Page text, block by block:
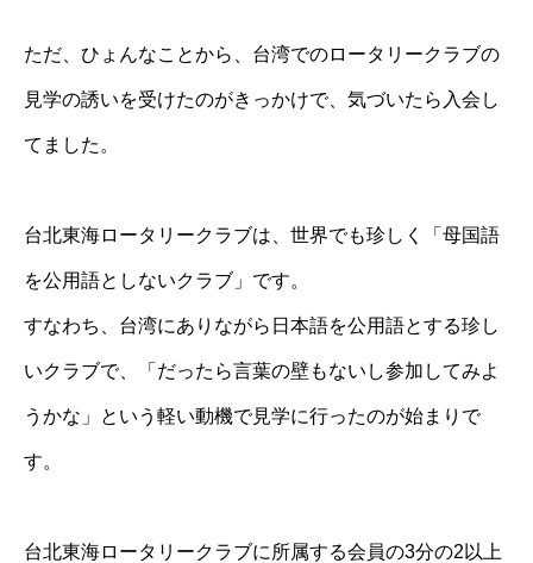
ただ、ひょんなことから、台湾でのロータリークラブの
見学の誘いを受けたのがきっかけで、気づいたら入会し
てました。
台北東海ロータリークラブは、世界でも珍しく「母国語
を公用語としないクラブ」です。
すなわち、台湾にありながら日本語を公用語とする珍し
いクラブで、「だったら言葉の壁もないし参加してみよ
うかな」という軽い動機で見学に行ったのが始まりで
す。
台北東海ロータリークラブに所属する会員の3分の2以上